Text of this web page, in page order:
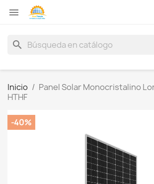

search
Inicio
Panel Solar Monocristalino
HTHF
-40%